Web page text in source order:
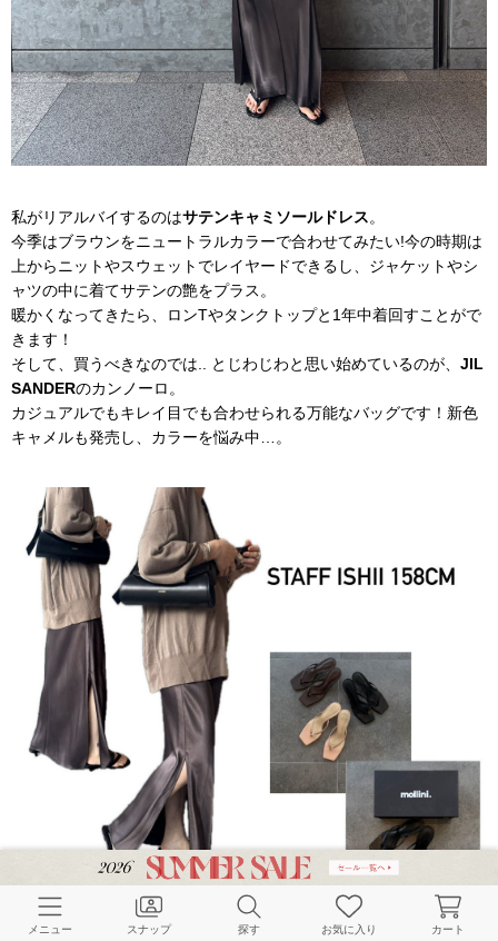
私がリアルバイするのはサテンキャミソールドレス。
今季はブラウンをニュートラルカラーで合わせてみたい!今の時期は
上からニットやスウェットでレイヤードできるし、ジャケットやシ
ャツの中に着てサテンの艶をプラス。
暖かくなってきたら、ロンTやタンクトップと1年中着回すことがで
きます！
そして、買うべきなのでは.. とじわじわと思い始めているのが、 JIL
SANDERのカンノーロ。
カジュアルでもキレイ目でも合わせられる万能なバッグです！新色
キャメルも発売し、カラーを悩み中…。
メニュー スナップ 探す お気に入り カート